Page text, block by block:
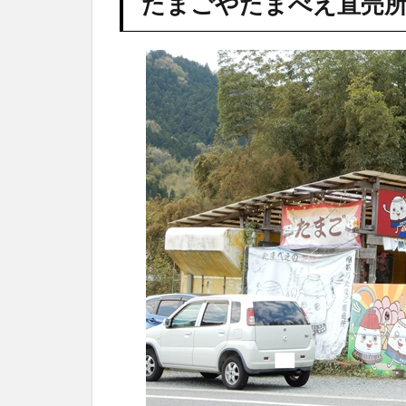
ま
べ
え
直
売
所
1.1
駐車
場
1.2
営業
時
間・
定休
日
1.3
販売
して
いる